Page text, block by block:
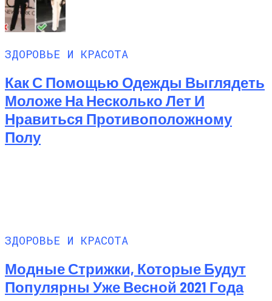
ЗДОРОВЬЕ И КРАСОТА
Как С Помощью Одежды Выглядеть
Моложе На Несколько Лет И
Нравиться Противоположному
Полу
ЗДОРОВЬЕ И КРАСОТА
Модные Стрижки, Которые Будут
Популярны Уже Весной 2021 Года